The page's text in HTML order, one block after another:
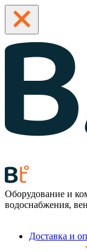
Оборудование и
водоснабжения,
Доставка и